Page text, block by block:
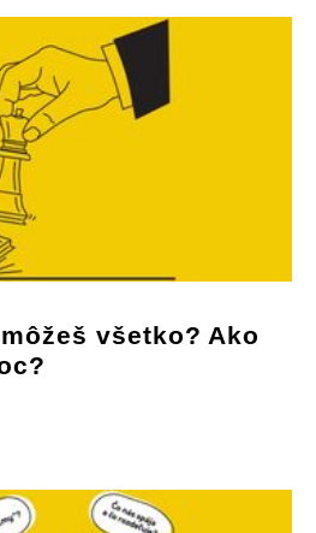
všetko? Ako